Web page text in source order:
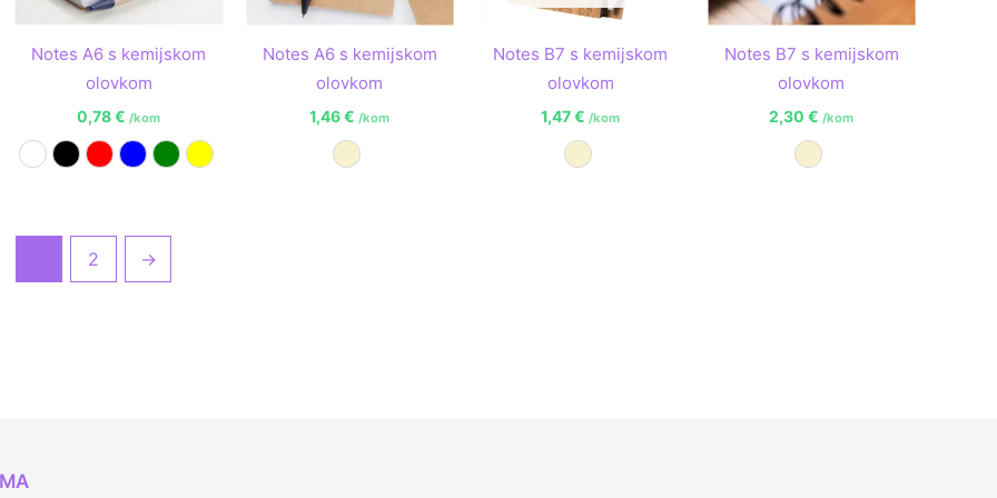
Notes A6 s kemijskom
olovkom
0,78€ /kom
BijelaCrnaCrvena
PlavaZelenaŽuta
Notes A6 s kemijskom
olovkom
1,46€ /kom
Prirodna
Notes B7 s kemijskom
olovkom
1,47€ /kom
Prirodna
Notes B7 s kemijskom
olovkom
2,30€ /kom
Prirodna
2 →